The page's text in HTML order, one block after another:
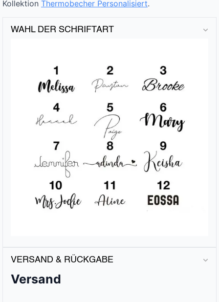
Kollektion Thermobecher Personalisiert.
WAHL DER SCHRIFTART
VERSAND & RÜCKGABE
Versand